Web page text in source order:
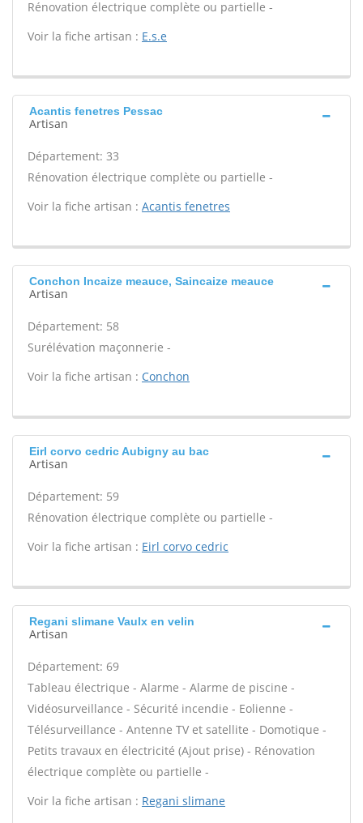
Rénovation électrique complète ou partielle -
Voir la fiche artisan : E.s.e
Acantis fenetres Pessac
Artisan
Département: 33
Rénovation électrique complète ou partielle -
Voir la fiche artisan : Acantis fenetres
Conchon Incaize meauce, Saincaize meauce
Artisan
Département: 58
Surélévation maçonnerie -
Voir la fiche artisan : Conchon
Eirl corvo cedric Aubigny au bac
Artisan
Département: 59
Rénovation électrique complète ou partielle -
Voir la fiche artisan : Eirl corvo cedric
Regani slimane Vaulx en velin
Artisan
Département: 69
Tableau électrique - Alarme - Alarme de piscine -
Vidéosurveillance - Sécurité incendie - Eolienne -
Télésurveillance - Antenne TV et satellite - Domotique -
Petits travaux en électricité (Ajout prise) - Rénovation
électrique complète ou partielle -
Voir la fiche artisan : Regani slimane